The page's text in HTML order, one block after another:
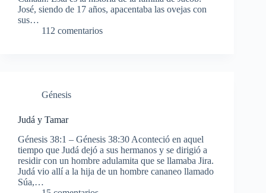
José, siendo de 17 años, apacentaba las ovejas con
sus…
112 comentarios
Génesis
Judá y Tamar
Génesis 38:1 – Génesis 38:30 Aconteció en aquel
tiempo que Judá dejó a sus hermanos y se dirigió a
residir con un hombre adulamita que se llamaba Jira.
Judá vio allí a la hija de un hombre cananeo llamado
Súa,…